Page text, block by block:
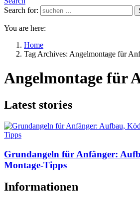
Search for:
You are here:
Home
Tag Archives: Angelmontage für
Angelmontage für
Latest stories
Grundangeln für Anfänger:
Montage-Tipps
Informationen